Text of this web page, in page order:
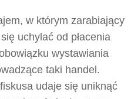
w którym zarabiający
uchylać od płacenia
wystawiania
taki handel.
udaje się uniknąć